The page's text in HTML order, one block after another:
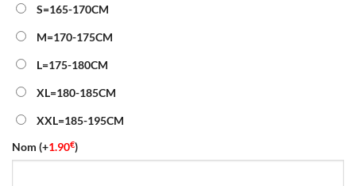
était :
40.00€.
S=165-170CM
M=170-175CM
L=175-180CM
XL=180-185CM
XXL=185-195CM
Nom (+1.90€)